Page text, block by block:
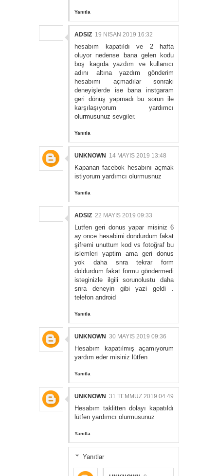
Yanıtla
ADSIZ 19 NISAN 2019 16:32
hesabım kapatıldı ve 2 hafta
oluyor nedense bana gelen kodu
boş kagıda yazdım ve kullanıcı
adını altına yazdım gönderim
hesabımı açmadılar sonraki
deneyişlerde ise bana instgaram
geri dönüş yapmadı bu sorun ile
karşılaşıyorum yardımcı
olurmusunuz sevgiler.
Yanıtla
UNKNOWN 14 MAYIS 2019 13:48
Kapanan facebok hesabını açmak
istiyorum yardımcı olurmusnuz
Yanıtla
ADSIZ 22 MAYIS 2019 09:33
Lutfen geri donus yapar misiniz 6
ay once hesabimi dondurdum fakat
şifremi unuttum kod vs fotoğraf bu
islemleri yaptim ama geri donus
yok daha snra tekrar form
doldurdum fakat formu göndermedi
isteginizle ilgili sorunolustu daha
snra deneyin gibi yazi geldi .
telefon android
Yanıtla
UNKNOWN 30 MAYIS 2019 09:36
Hesabım kapatılmış açamıyorum
yardım eder misiniz lütfen
Yanıtla
UNKNOWN 31 TEMMUZ 2019 04:49
Hesabım taklitten dolayı kapatıldı
lütfen yardımcı olurmusunuz
Yanıtla
Yanıtlar